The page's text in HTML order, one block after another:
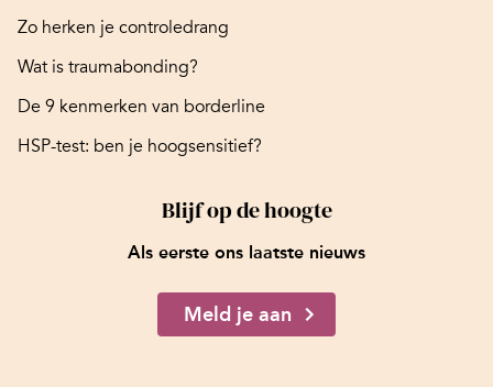
Zo herken je controledrang
Wat is traumabonding?
De 9 kenmerken van borderline
HSP-test: ben je hoogsensitief?
Blijf op de hoogte
Als eerste ons laatste nieuws
Meld je aan